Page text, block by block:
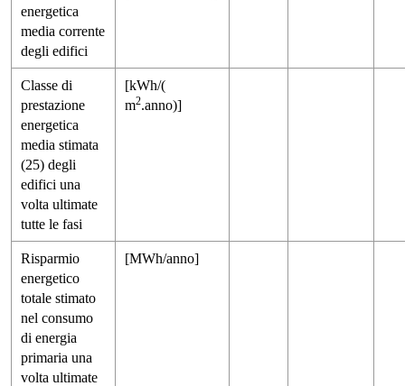
energetica
media corrente
degli edifici
Classe di
prestazione
energetica
media stimata
(25) degli
edifici una
volta ultimate
tutte le fasi
[kWh/(­
m2.anno)]
Risparmio
energetico
totale stimato
nel consumo
di energia
primaria una
volta ultimate
[MWh/anno]